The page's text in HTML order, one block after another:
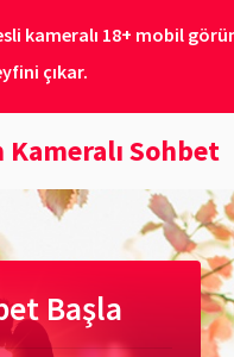
kameralı 18+ mobil
çıkar.
Kameralı Sohbet
Başla